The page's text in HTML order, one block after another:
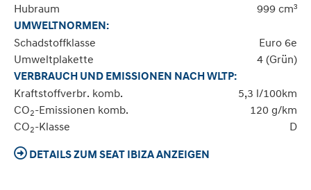
Hubraum
999 cm³
UMWELTNORMEN:
Schadstoffklasse
Euro 6e
Umweltplakette
4 (Grün)
VERBRAUCH UND EMISSIONEN NACH WLTP:
Kraftstoffverbr. komb.
5,3 l/100km
CO2-Emissionen komb.
120 g/km
CO2-Klasse D
DETAILS ZUM SEAT IBIZA ANZEIGEN